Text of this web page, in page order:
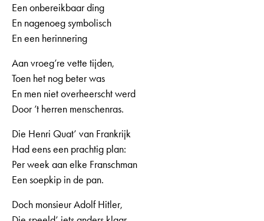
Een onbereikbaar ding
En nagenoeg symbolisch
En een herinnering
Aan vroeg’re vette tijden,
Toen het nog beter was
En men niet overheerscht werd
Door ’t herren menschenras.
Die Henri Quat’ van Frankrijk
Had eens een prachtig plan:
Per week aan elke Franschman
Een soepkip in de pan.
Doch monsieur Adolf Hitler,